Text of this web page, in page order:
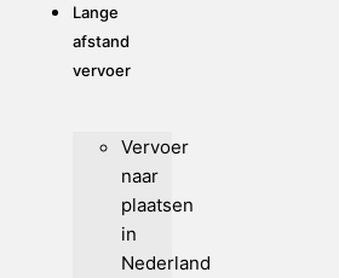
Lange
afstand
vervoer
Vervoer
naar
plaatsen
in
Nederland